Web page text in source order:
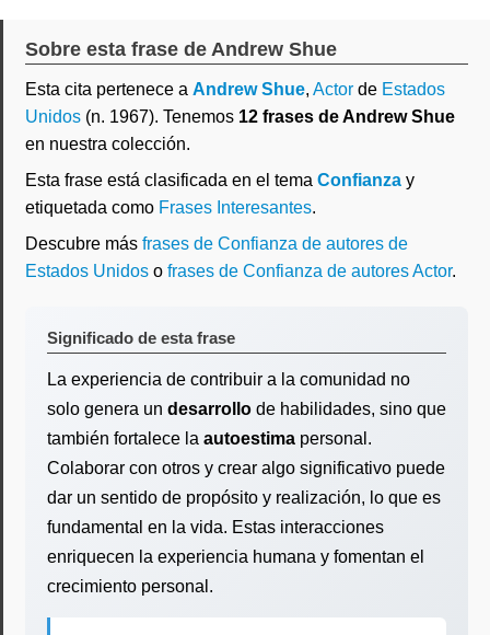
Sobre esta frase de Andrew Shue
Esta cita pertenece a Andrew Shue, Actor de Estados
Unidos (n. 1967). Tenemos 12 frases de Andrew Shue
en nuestra colección.
Esta frase está clasificada en el tema Confianza y
etiquetada como Frases Interesantes.
Descubre más frases de Confianza de autores de
Estados Unidos o frases de Confianza de autores Actor.
Significado de esta frase
La experiencia de contribuir a la comunidad no
solo genera un desarrollo de habilidades, sino que
también fortalece la autoestima personal.
Colaborar con otros y crear algo significativo puede
dar un sentido de propósito y realización, lo que es
fundamental en la vida. Estas interacciones
enriquecen la experiencia humana y fomentan el
crecimiento personal.